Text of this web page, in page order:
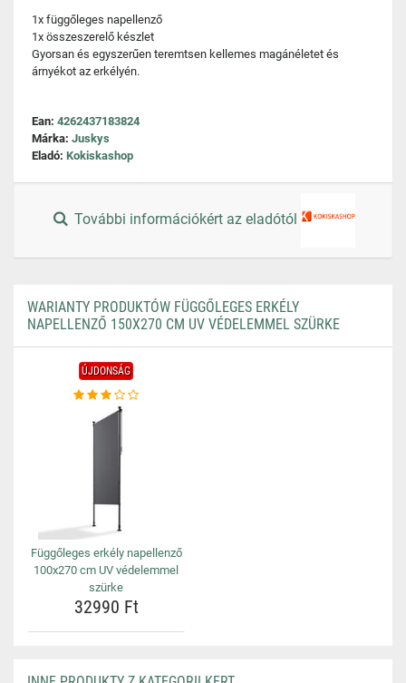
1x függőleges napellenző
1x összeszerelő készlet
Gyorsan és egyszerűen teremtsen kellemes magánéletet és
árnyékot az erkélyén.
Ean: 4262437183824
Márka: Juskys
Eladó: Kokiskashop
További információkért az eladótól
WARIANTY PRODUKTÓW FÜGGŐLEGES ERKÉLY
NAPELLENZŐ 150X270 CM UV VÉDELEMMEL SZÜRKE
ÚJDONSÁG
Függőleges erkély napellenző
100x270 cm UV védelemmel
szürke
32990 Ft